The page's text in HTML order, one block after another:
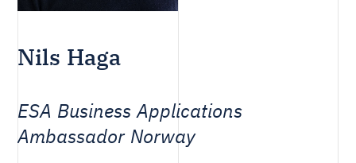
Nils Haga
ESA Business Applications
Ambassador Norway